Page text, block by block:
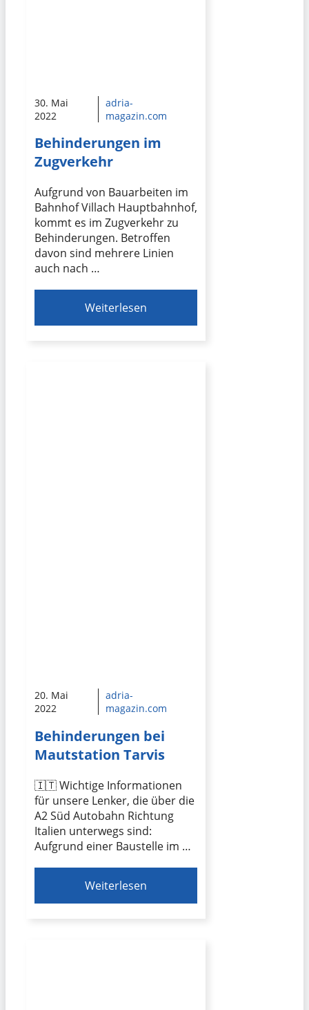
30. Mai
2022
adria-
magazin.com
Behinderungen im
Zugverkehr
Aufgrund von Bauarbeiten im
Bahnhof Villach Hauptbahnhof,
kommt es im Zugverkehr zu
Behinderungen. Betroffen
davon sind mehrere Linien
auch nach …
Weiterlesen
20. Mai
2022
adria-
magazin.com
Behinderungen bei
Mautstation Tarvis
🇮🇹 Wichtige Informationen
für unsere Lenker, die über die
A2 Süd Autobahn Richtung
Italien unterwegs sind:
Aufgrund einer Baustelle im …
Weiterlesen